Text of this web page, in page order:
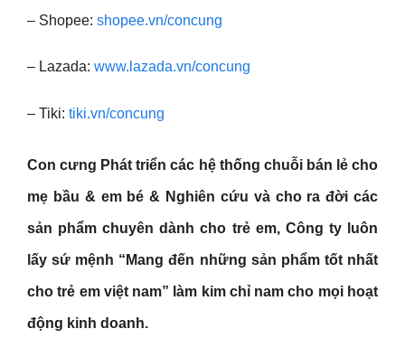
– Shopee: shopee.vn/concung
– Lazada: www.lazada.vn/concung
– Tiki: tiki.vn/concung
Con cưng Phát triển các hệ thống chuỗi bán lẻ cho
mẹ bầu & em bé & Nghiên cứu và cho ra đời các
sản phẩm chuyên dành cho trẻ em, Công ty luôn
lấy sứ mệnh “Mang đến những sản phẩm tốt nhất
cho trẻ em việt nam” làm kim chỉ nam cho mọi hoạt
động kinh doanh.